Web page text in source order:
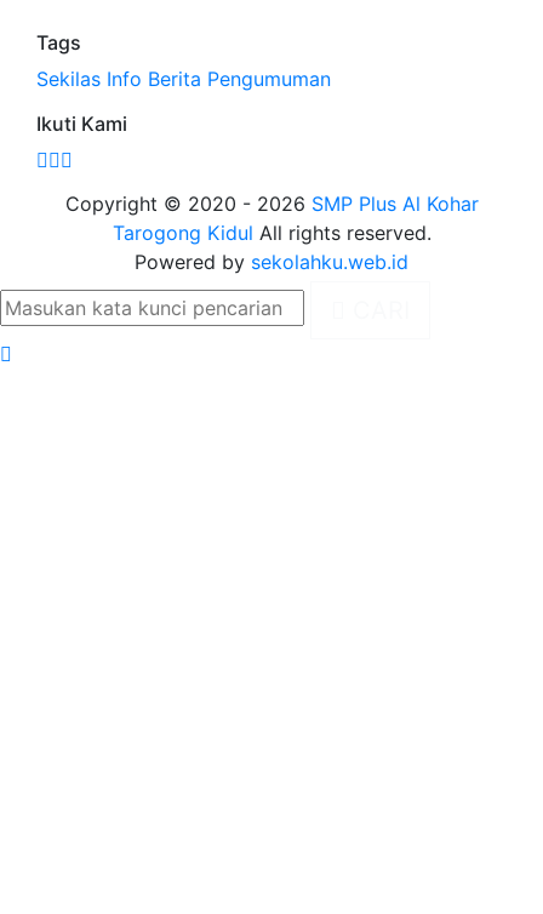
Tags
Sekilas Info Berita Pengumuman
Ikuti Kami
Copyright © 2020 - 2026 SMP Plus Al Kohar
Tarogong Kidul All rights reserved.
Powered by sekolahku.web.id